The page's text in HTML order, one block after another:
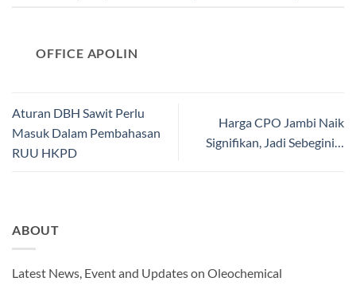
OFFICE APOLIN
Aturan DBH Sawit Perlu
Masuk Dalam Pembahasan
RUU HKPD
Harga CPO Jambi Naik
Signifikan, Jadi Sebegini…
ABOUT
Latest News, Event and Updates on Oleochemical